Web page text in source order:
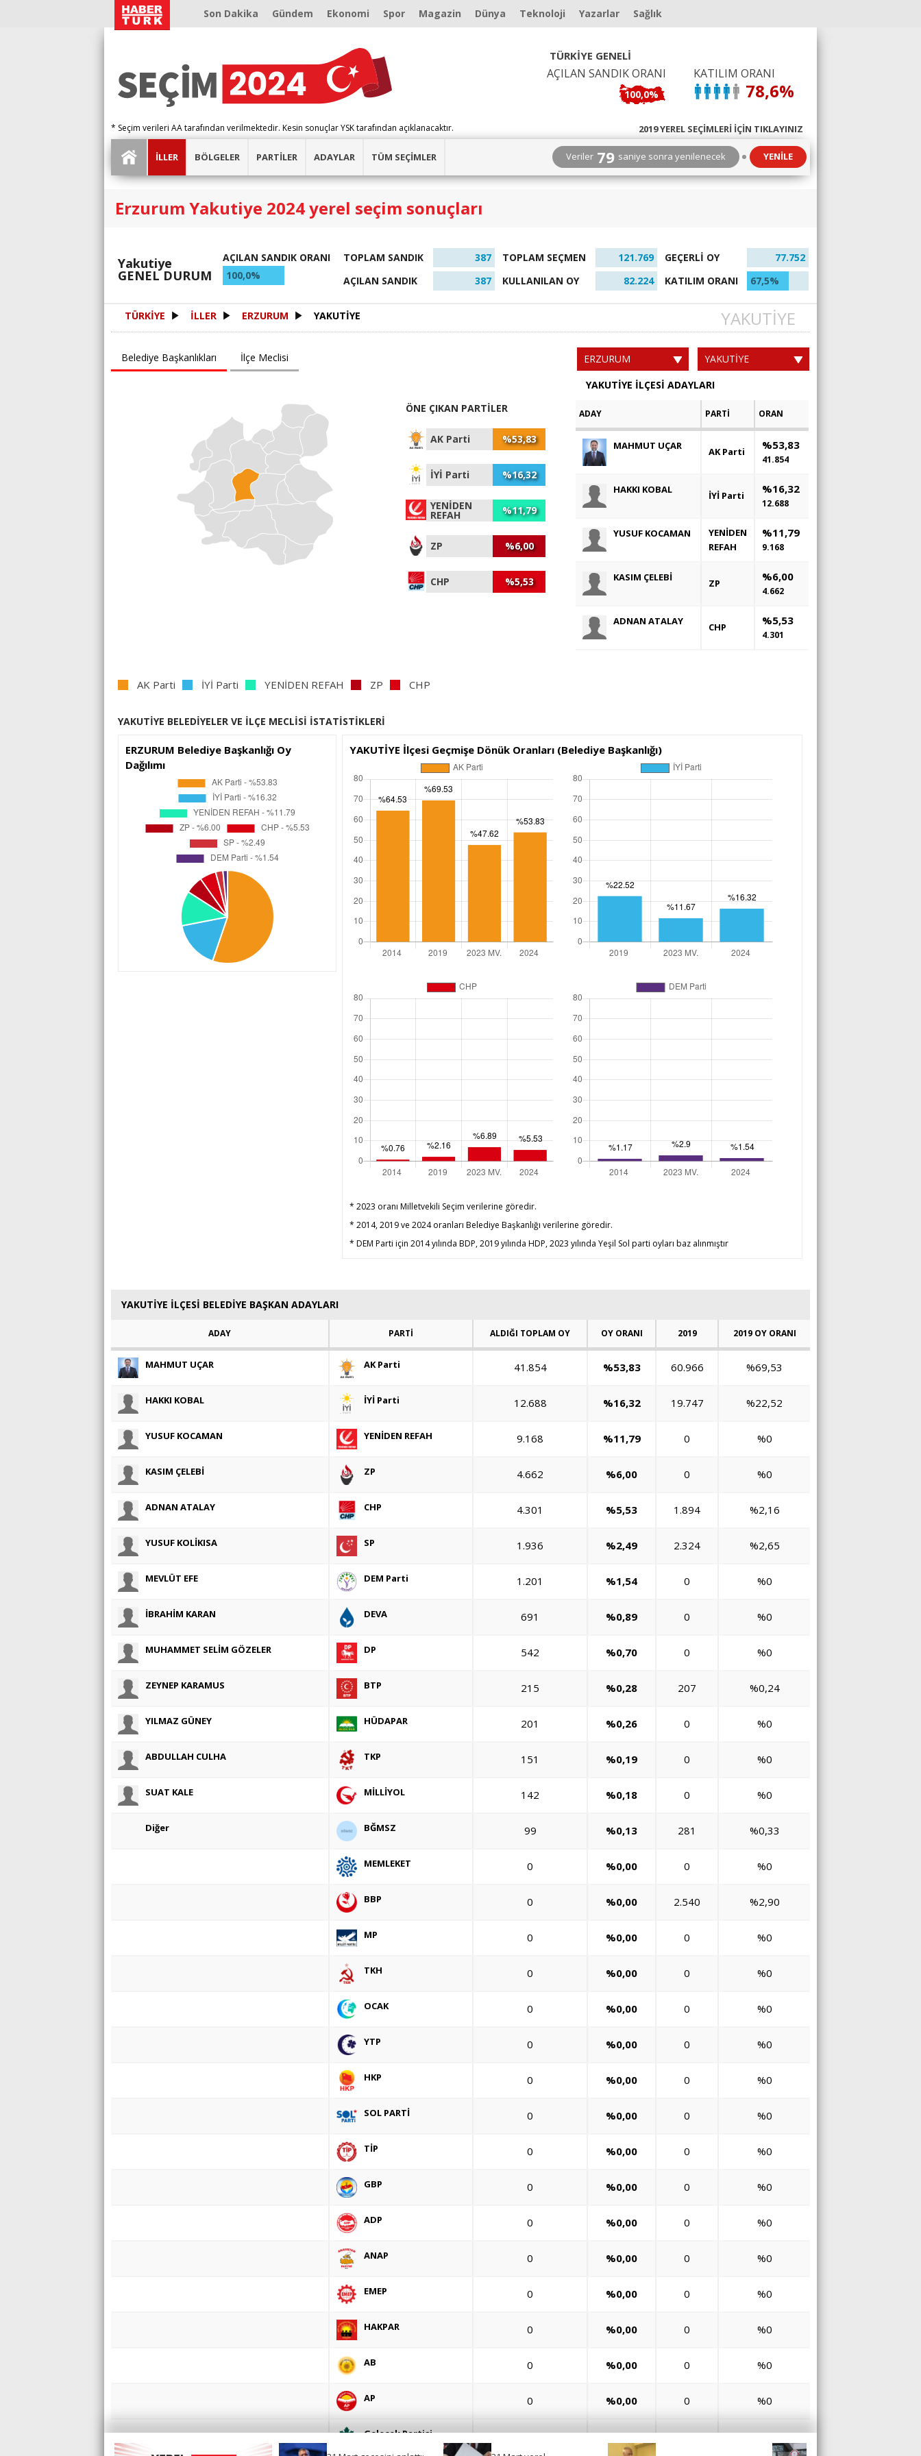
Son Dakika Gündem Ekonomi Spor Magazin Dünya Teknoloji Yazarlar Sağlık
* Seçim verileri AA tarafından verilmektedir. Kesin sonuçlar YSK tarafından açıklanacaktır.
TÜRKİYE GENELİ
AÇILAN SANDIK ORANI
100,0%
KATILIM ORANI
78,6%
2019 YEREL SEÇİMLERİ İÇİN TIKLAYINIZ
İLLER BÖLGELER PARTİLER ADAYLAR TÜM SEÇİMLER Veriler 78 saniye sonra yenilenecek YENİLE
Erzurum Yakutiye 2024 yerel seçim sonuçları
Yakutiye
GENEL DURUM
AÇILAN SANDIK ORANI
100,0%
TOPLAM SANDIK
387
AÇILAN SANDIK
387
TOPLAM SEÇMEN
121.769
KULLANILAN OY
82.224
GEÇERLİ OY
77.752
KATILIM ORANI
67,5%
TÜRKİYE İLLER ERZURUM YAKUTİYE YAKUTİYE
Belediye Başkanlıkları İlçe Meclisi YAKUTİYE
ERZURUM
ÖNE ÇIKAN PARTİLER
AK Parti %53,83
İYİ Parti %16,32
YENİDEN
REFAH %11,79
ZP %6,00
CHP %5,53
YAKUTİYE İLÇESİ ADAYLARI
ADAY PARTİ ORAN
MAHMUT UÇAR AK Parti %53,83
41.854
HAKKI KOBAL İYİ Parti %16,32
12.688
YUSUF KOCAMAN
YENİDEN
REFAH
%11,79
9.168
KASIM ÇELEBİ ZP %6,00
4.662
ADNAN ATALAY CHP %5,53
4.301
AK Parti İYİ Parti YENİDEN REFAH ZP CHP
YAKUTİYE BELEDİYELER VE İLÇE MECLİSİ İSTATİSTİKLERİ
ERZURUM Belediye Başkanlığı Oy
Dağılımı
YAKUTİYE İlçesi Geçmişe Dönük Oranları (Belediye Başkanlığı)
* 2023 oranı Milletvekili Seçim verilerine göredir.
* 2014, 2019 ve 2024 oranları Belediye Başkanlığı verilerine göredir.
* DEM Parti için 2014 yılında BDP, 2019 yılında HDP, 2023 yılında Yeşil Sol parti oyları baz alınmıştır
YAKUTİYE İLÇESİ BELEDİYE BAŞKAN ADAYLARI
ADAY PARTİ ALDIĞI TOPLAM OY OY ORANI 2019 2019 OY ORANI
MAHMUT UÇAR AK Parti 41.854 %53,83 60.966 %69,53
HAKKI KOBAL İYİ Parti 12.688 %16,32 19.747 %22,52
YUSUF KOCAMAN YENİDEN REFAH 9.168 %11,79 0 %0
KASIM ÇELEBİ ZP 4.662 %6,00 0 %0
ADNAN ATALAY CHP 4.301 %5,53 1.894 %2,16
YUSUF KOLİKISA SP 1.936 %2,49 2.324 %2,65
MEVLÜT EFE DEM Parti 1.201 %1,54 0 %0
İBRAHİM KARAN DEVA 691 %0,89 0 %0
MUHAMMET SELİM GÖZELER DP 542 %0,70 0 %0
ZEYNEP KARAMUS BTP 215 %0,28 207 %0,24
YILMAZ GÜNEY HÜDAPAR 201 %0,26 0 %0
ABDULLAH CULHA TKP 151 %0,19 0 %0
SUAT KALE MİLLİYOL 142 %0,18 0 %0
Diğer BĞMSZ 99 %0,13 281 %0,33
MEMLEKET 0 %0,00 0 %0
BBP 0 %0,00 2.540 %2,90
MP 0 %0,00 0 %0
TKH 0 %0,00 0 %0
OCAK 0 %0,00 0 %0
YTP 0 %0,00 0 %0
HKP 0 %0,00 0 %0
SOL PARTİ 0 %0,00 0 %0
TİP 0 %0,00 0 %0
GBP 0 %0,00 0 %0
ADP 0 %0,00 0 %0
ANAP 0 %0,00 0 %0
EMEP 0 %0,00 0 %0
HAKPAR 0 %0,00 0 %0
AB 0 %0,00 0 %0
AP 0 %0,00 0 %0
Gelecek Partisi 0 %0,00 0 %0